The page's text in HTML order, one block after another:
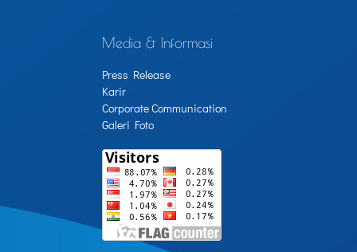
Media & Informasi
Press Release
Karir
Corporate Communication
Galeri Foto